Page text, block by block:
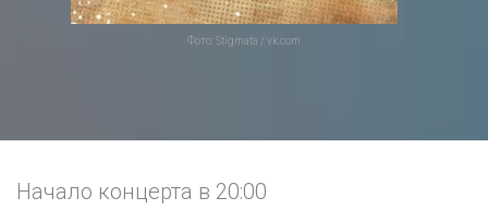
Фото: Stigmata / vk.com
Начало концерта в 20:00